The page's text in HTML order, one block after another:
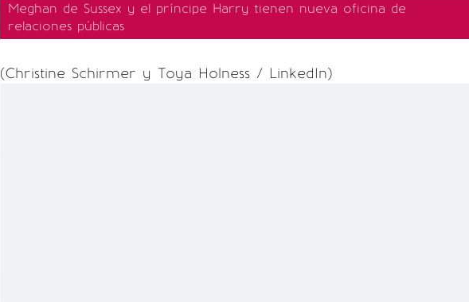
Meghan de Sussex y el príncipe Harry tienen nueva oficina de
relaciones públicas
(Christine Schirmer y Toya Holness / LinkedIn)